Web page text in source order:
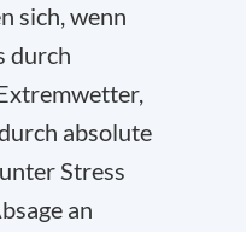
sich, wenn
durch
absolute
Stress
an